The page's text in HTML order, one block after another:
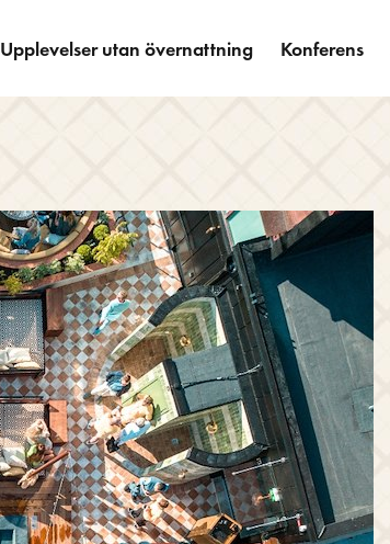
Upplevelser utan övernattning Konferens